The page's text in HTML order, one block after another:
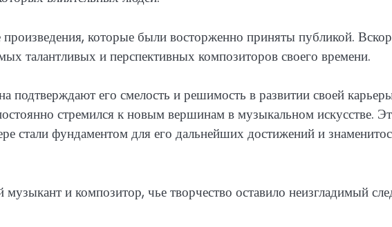
которые были восторженно приняты публикой.
талантливых и перспективных композиторов своего времени.
подтверждают его смелость и решимость в развитии своей
стремился к новым вершинам в музыкальном искусстве.
стали фундаментом для его дальнейших достижений и
и композитор, чье творчество оставило неизгладимый